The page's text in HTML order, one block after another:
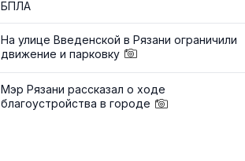
БПЛА
На улице Введенской в Рязани ограничили
движение и парковку
Мэр Рязани рассказал о ходе
благоустройства в городе